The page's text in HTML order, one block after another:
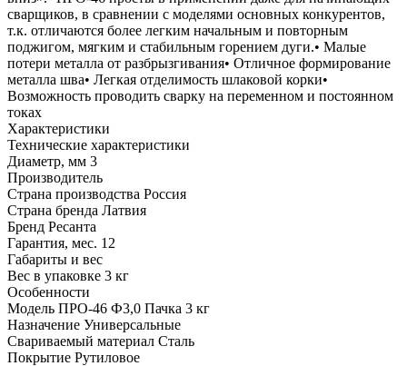
сварщиков, в сравнении с моделями основных конкурентов,
т.к. отличаются более легким начальным и повторным
поджигом, мягким и стабильным горением дуги.• Малые
потери металла от разбрызгивания• Отличное формирование
металла шва• Легкая отделимость шлаковой корки•
Возможность проводить сварку на переменном и постоянном
токах
Характеристики
Технические характеристики
Диаметр, мм 3
Производитель
Страна производства Россия
Страна бренда Латвия
Бренд Ресанта
Гарантия, мес. 12
Габариты и вес
Вес в упаковке 3 кг
Особенности
Модель ПРО-46 Ф3,0 Пачка 3 кг
Назначение Универсальные
Свариваемый материал Сталь
Покрытие Рутиловое